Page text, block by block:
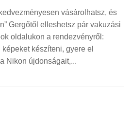
vásárolhatsz, és
Gergőtől elleshetsz pár vakuzási
oldalukon a rendezvényről:
készíteni, gyere el
Nikon újdonságait,...